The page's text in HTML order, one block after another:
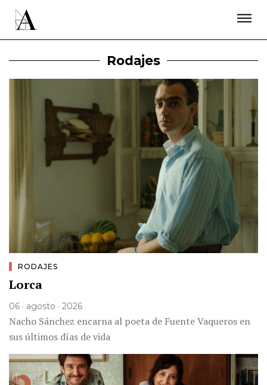
Rodajes
RODAJES
Lorca
06 · agosto · 2026
Nacho Sánchez encarna al poeta de Fuente Vaqueros en
sus últimos días de vida
ACTUALIDAD
ÚNETE A LA ACADEMIA DE CINE
PRENSA
NEWSLETTER